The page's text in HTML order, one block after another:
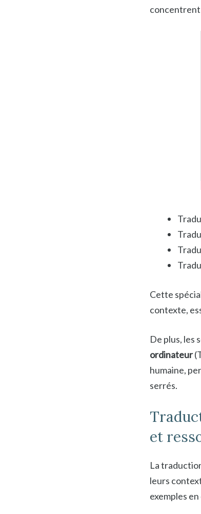
concentrent
Cette
contexte,
De plus, les
ordinateur
humaine,
serrés.
et
La
leurs
exemples